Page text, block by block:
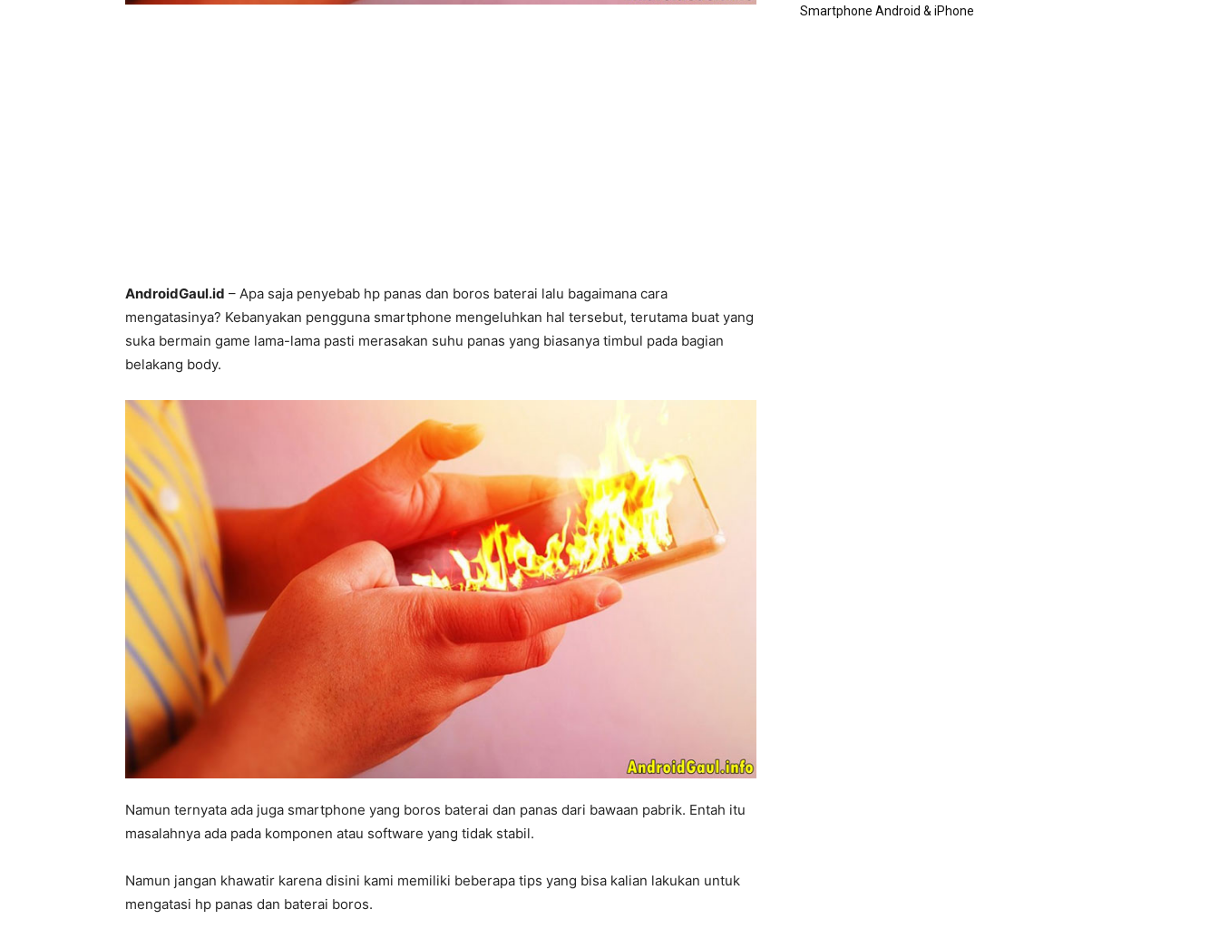
AndroidGaul.id – Apa saja penyebab hp panas dan boros baterai lalu bagaimana cara
mengatasinya? Kebanyakan pengguna smartphone mengeluhkan hal tersebut, terutama buat yang
suka bermain game lama-lama pasti merasakan suhu panas yang biasanya timbul pada bagian
belakang body.
Namun ternyata ada juga smartphone yang boros baterai dan panas dari bawaan pabrik. Entah itu
masalahnya ada pada komponen atau software yang tidak stabil.
Namun jangan khawatir karena disini kami memiliki beberapa tips yang bisa kalian lakukan untuk
mengatasi hp panas dan baterai boros.
Smartphone Android & iPhone